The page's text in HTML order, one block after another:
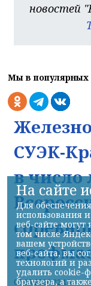
новостей
Мы в популярных
СУЭК-
в
07.08.2026 22:13
На сайте
Для
использования
веб-сайте могут
том числе
вашем
веб-сайта, вы
технологий и
удалить cookie-
браузера, а